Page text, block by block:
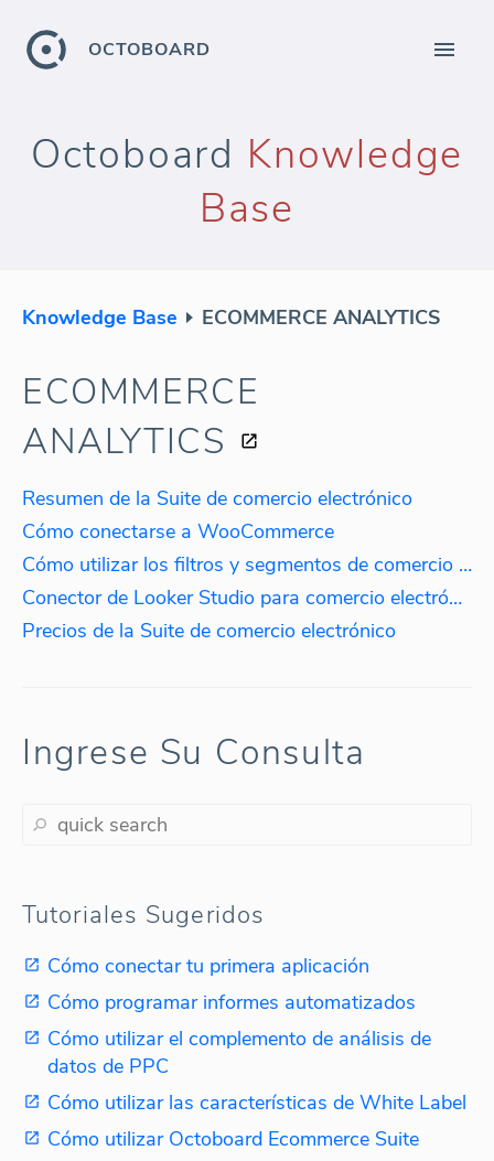
OCTOBOARD
Octoboard Knowledge
Base
Knowledge Base ECOMMERCE ANALYTICS
ECOMMERCE
ANALYTICS
Resumen de la Suite de comercio electrónico
Cómo conectarse a WooCommerce
Cómo utilizar los filtros y segmentos de comercio electrónico
Conector de Looker Studio para comercio electrónico
Precios de la Suite de comercio electrónico
Ingrese Su Consulta
Tutoriales Sugeridos
Cómo conectar tu primera aplicación
Cómo programar informes automatizados
Cómo utilizar el complemento de análisis de
datos de PPC
Cómo utilizar las características de White Label
Cómo utilizar Octoboard Ecommerce Suite